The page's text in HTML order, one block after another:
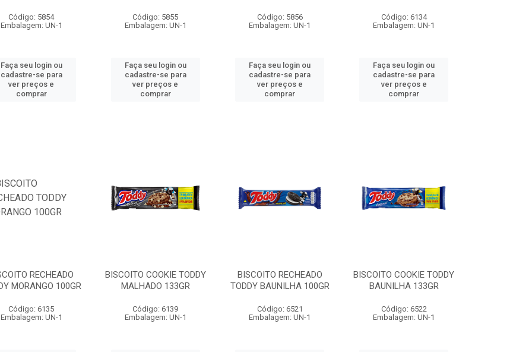
Código: 5854
Embalagem: UN-1
Faça seu login ou
cadastre-se para
ver preços e
comprar
Código: 5855
Embalagem: UN-1
Faça seu login ou
cadastre-se para
ver preços e
comprar
Código: 5856
Embalagem: UN-1
Faça seu login ou
cadastre-se para
ver preços e
comprar
Código: 6134
Embalagem: UN-1
Faça seu login ou
cadastre-se para
ver preços e
comprar
RECHEADO
MORANGO 100GR
Código: 6135
Embalagem: UN-1
BISCOITO COOKIE TODDY
MALHADO 133GR
Código: 6139
Embalagem: UN-1
BISCOITO RECHEADO
TODDY BAUNILHA 100GR
Código: 6521
Embalagem: UN-1
BISCOITO COOKIE TODDY
BAUNILHA 133GR
Código: 6522
Embalagem: UN-1